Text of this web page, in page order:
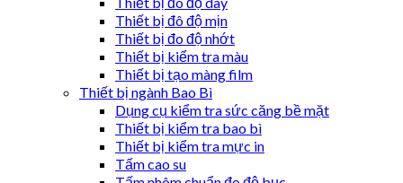
Thiết bị đô độ mịn
Thiết bị đo độ nhớt
Thiết bị kiểm tra màu
Thiết bị tạo màng film
Thiết bị ngành Bao Bì
Dụng cụ kiểm tra sức căng bề mặt
Thiết bị kiểm tra bao bì
Thiết bị kiểm tra mực in
Tấm cao su